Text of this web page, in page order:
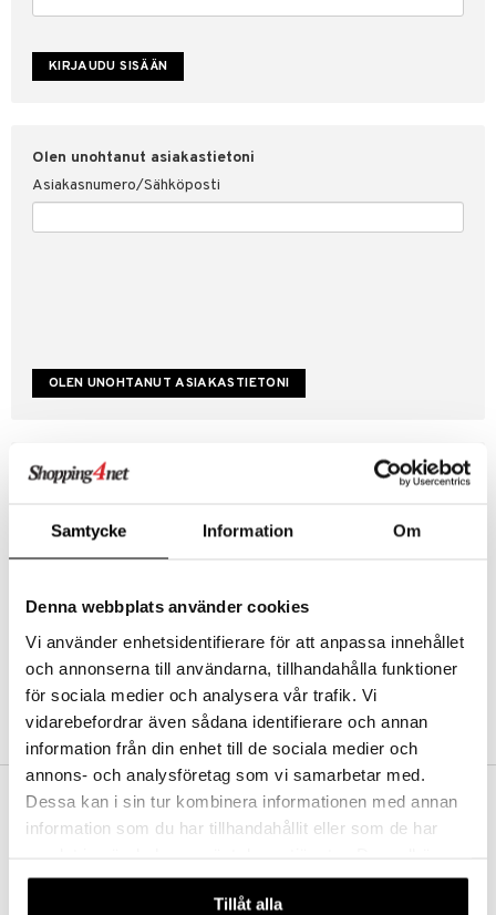
Samtycke Information Om
Denna webbplats använder cookies
Vi använder enhetsidentifierare för att anpassa innehållet
och annonserna till användarna, tillhandahålla funktioner
för sociala medier och analysera vår trafik. Vi
vidarebefordrar även sådana identifierare och annan
information från din enhet till de sociala medier och
annons- och analysföretag som vi samarbetar med.
Dessa kan i sin tur kombinera informationen med annan
information som du har tillhandahållit eller som de har
våra cookies vid fortsatt användande av vår webbplats.
Tillåt alla
Olen unohtanut asiakastietoni
Asiakasnumero/Sähköposti
Luo uusi asiakas
Tilauksen tila & historiikki
Kestotilaus
Arvostele tuotteita
Toivelistat
LUO ASIAKAS
suojaus
ILMAINEN TOIMITUS YLI 50 €
NOPEAT TOIMITUKSET